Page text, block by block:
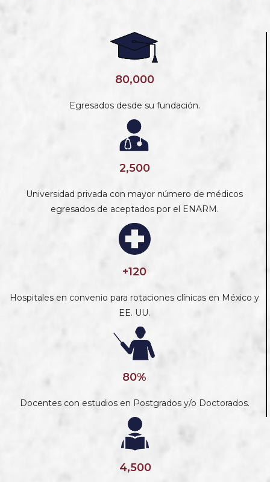
80,000
Egresados desde su fundación.
2,500
Universidad privada con mayor número de médicos
egresados de aceptados por el ENARM.
+120
Hospitales en convenio para rotaciones clínicas en México y
EE. UU.
80%
Docentes con estudios en Postgrados y/o Doctorados.
4,500